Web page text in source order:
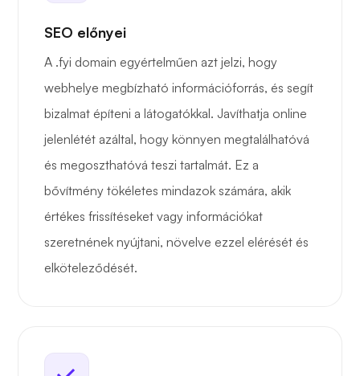
SEO előnyei
A .fyi domain egyértelműen azt jelzi, hogy
webhelye megbízható információforrás, és segít
bizalmat építeni a látogatókkal. Javíthatja online
jelenlétét azáltal, hogy könnyen megtalálhatóvá
és megoszthatóvá teszi tartalmát. Ez a
bővítmény tökéletes mindazok számára, akik
értékes frissítéseket vagy információkat
szeretnének nyújtani, növelve ezzel elérését és
elköteleződését.